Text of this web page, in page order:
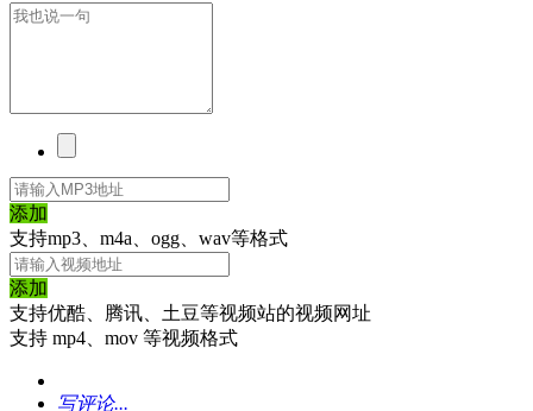
添加
支持mp3、m4a、ogg、wav等格式
添加
支持优酷、腾讯、土豆等视频站的视频网址
支持 mp4、mov 等视频格式
写评论...